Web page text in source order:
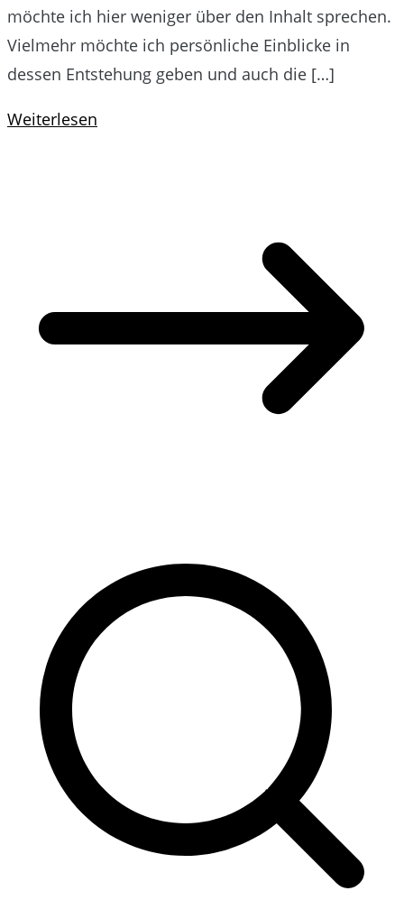
möchte ich hier weniger über den Inhalt sprechen.
Vielmehr möchte ich persönliche Einblicke in
dessen Entstehung geben und auch die […]
Weiterlesen